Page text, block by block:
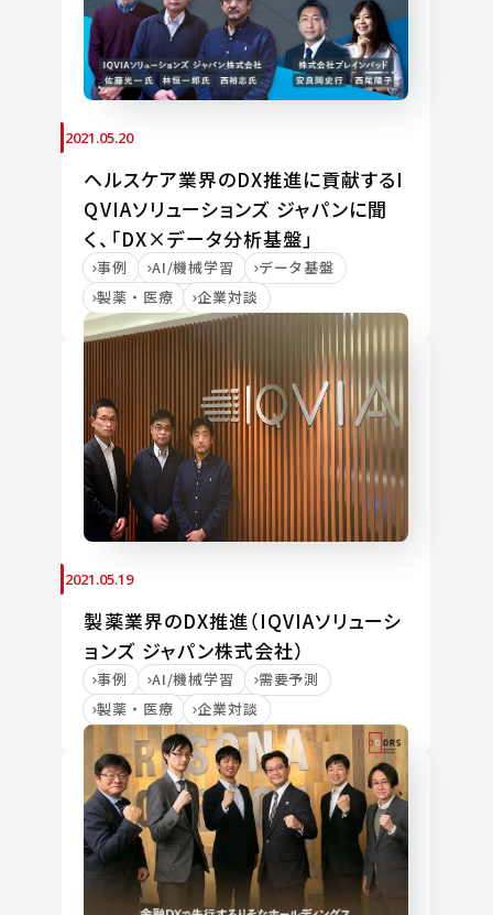
2021.05.20
ヘルスケア業界のDX推進に貢献するI
QVIAソリューションズ ジャパンに聞
く、「DX×データ分析基盤」
事例 AI/機械学習
データ基盤
製薬・医療
企業対談
2021.05.19
製薬業界のDX推進（IQVIAソリューシ
ョンズ ジャパン株式会社）
事例 AI/機械学習
需要予測
製薬・医療
企業対談